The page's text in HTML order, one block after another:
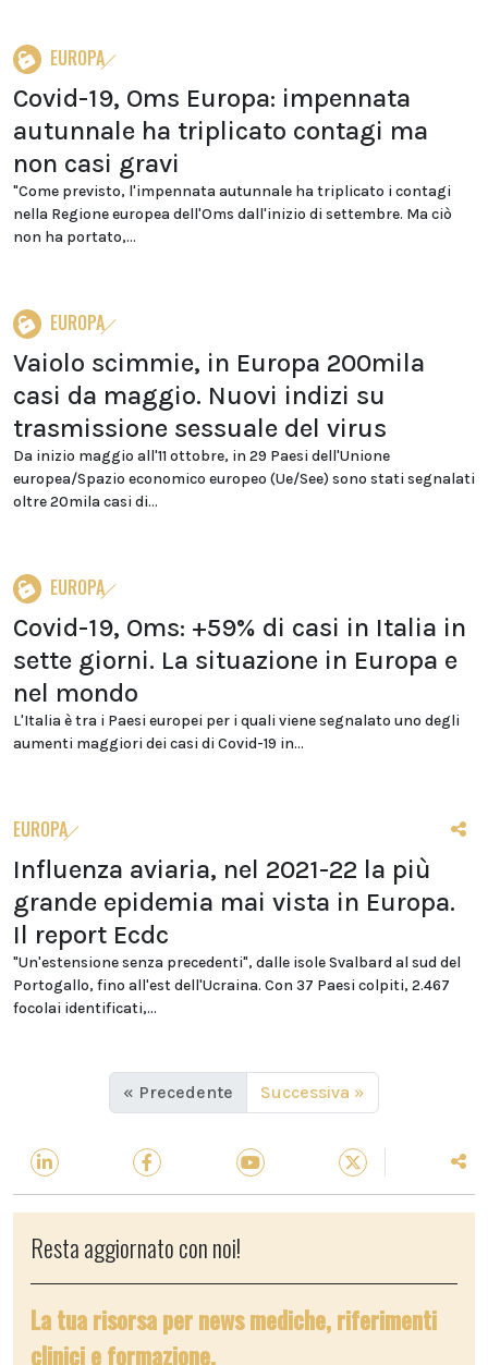
EUROPA
Covid-19, Oms Europa: impennata
autunnale ha triplicato contagi ma
non casi gravi
"Come previsto, l'impennata autunnale ha triplicato i contagi
nella Regione europea dell'Oms dall'inizio di settembre. Ma ciò
non ha portato,...
EUROPA
Vaiolo scimmie, in Europa 200mila
casi da maggio. Nuovi indizi su
trasmissione sessuale del virus
Da inizio maggio all'11 ottobre, in 29 Paesi dell'Unione
europea/Spazio economico europeo (Ue/See) sono stati segnalati
oltre 20mila casi di...
EUROPA
Covid-19, Oms: +59% di casi in Italia in
sette giorni. La situazione in Europa e
nel mondo
L'Italia è tra i Paesi europei per i quali viene segnalato uno degli
aumenti maggiori dei casi di Covid-19 in...
EUROPA
Influenza aviaria, nel 2021-22 la più
grande epidemia mai vista in Europa.
Il report Ecdc
"Un'estensione senza precedenti", dalle isole Svalbard al sud del
Portogallo, fino all'est dell'Ucraina. Con 37 Paesi colpiti, 2.467
focolai identificati,...
« Precedente Successiva »
Resta aggiornato con noi!
La tua risorsa per news mediche, riferimenti
clinici e formazione.